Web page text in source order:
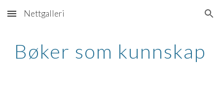
Skip to main content Skip to navigation
Nettgalleri
Bøker som kunnskap